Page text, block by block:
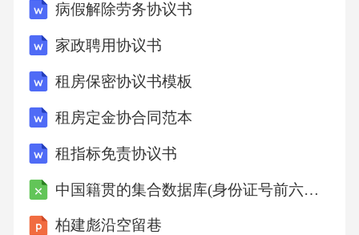
温度、湿度等参数，可以预测未来的天气变
化。例如，北京市通过气象模型技术，实现了
未来一周的天气预测，精度达85%。流体动力学
模型技术可以模拟水流、气流等流体现象，适
用于排水系统和通风系统规划。例如，某城市
通过流体动力学模型技术，实现了某区域排水
系统的优化设计，减少了30%的排水时间。功能
精度控制技术机器学习技术深度学习技术自然
病假解除劳务协议书
家政聘用协议书
租房保密协议书模板
租房定金协合同范本
租指标免责协议书
中国籍贯的集合数据库(身份证号前六位籍贯对照表)
柏建彪沿空留巷